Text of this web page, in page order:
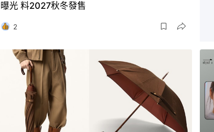
曝光 料2027秋冬發售
2